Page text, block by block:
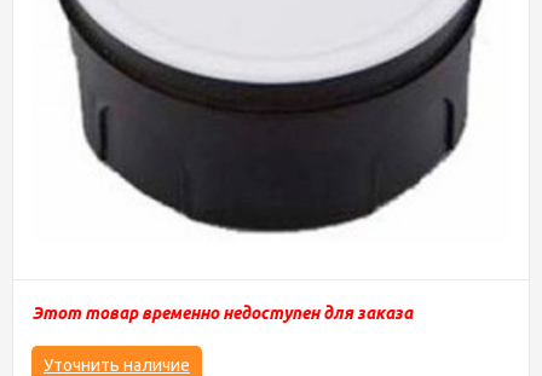
Этот товар временно недоступен для заказа
Уточнить наличие